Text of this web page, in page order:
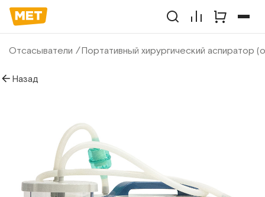
Отсасыватели Портативный хирургический аспиратор
Назад